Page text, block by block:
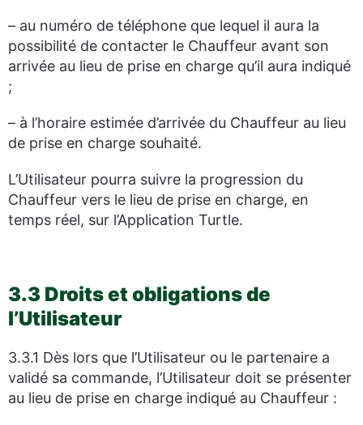
– au numéro de téléphone que lequel il aura la
possibilité de contacter le Chauffeur avant son
arrivée au lieu de prise en charge qu’il aura indiqué
;
– à l’horaire estimée d’arrivée du Chauffeur au lieu
de prise en charge souhaité.
L’Utilisateur pourra suivre la progression du
Chauffeur vers le lieu de prise en charge, en
temps réel, sur l’Application Turtle.
3.3 Droits et obligations de
l’Utilisateur
3.3.1 Dès lors que l’Utilisateur ou le partenaire a
validé sa commande, l’Utilisateur doit se présenter
au lieu de prise en charge indiqué au Chauffeur :